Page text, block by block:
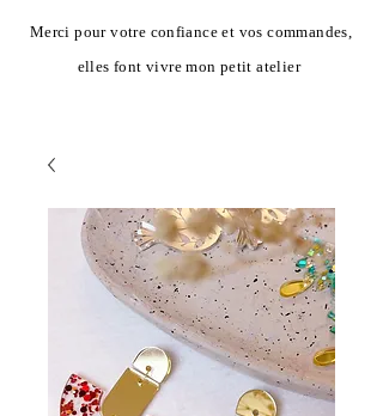
Merci pour votre confiance et vos commandes,
elles font vivre mon petit atelier